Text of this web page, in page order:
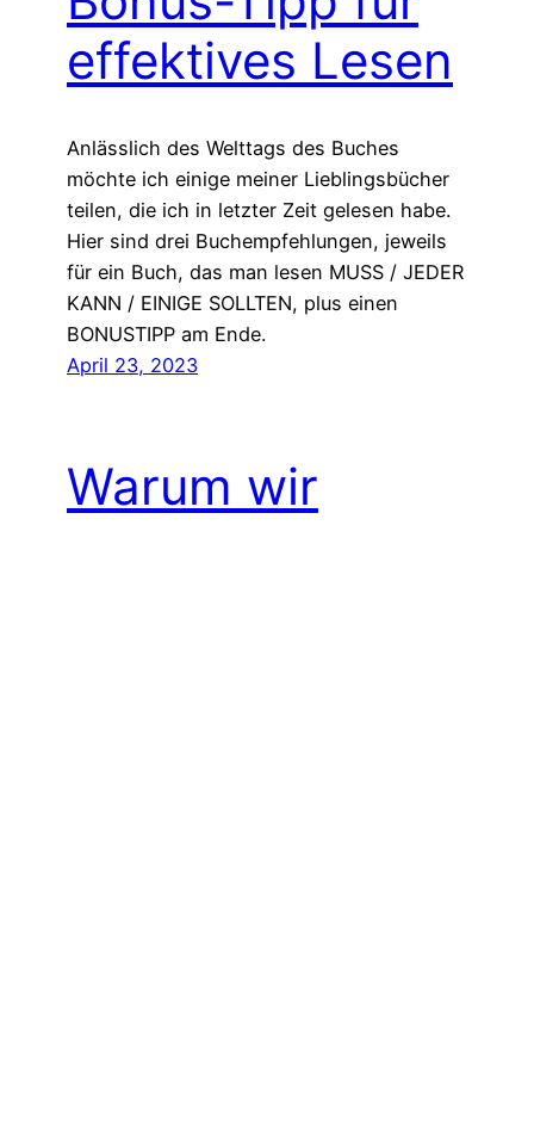
effektives Lesen
Anlässlich des Welttags des Buches
möchte ich einige meiner Lieblingsbücher
teilen, die ich in letzter Zeit gelesen habe.
Hier sind drei Buchempfehlungen, jeweils
für ein Buch, das man lesen MUSS / JEDER
KANN / EINIGE SOLLTEN, plus einen
BONUSTIPP am Ende.
April 23, 2023
Warum wir